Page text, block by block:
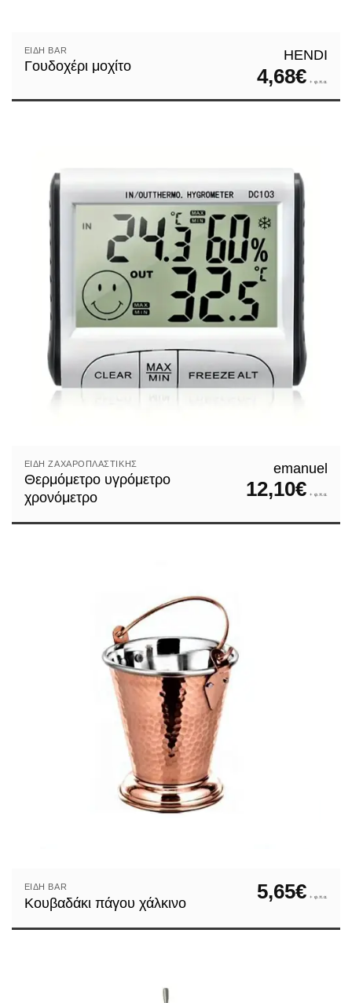
ΕΊΔΗ ΒAR
Γουδοχέρι μοχίτο
HENDI
4,68€ + φ.π.α.
ΕΊΔΗ ΖΑΧΑΡΟΠΛΑΣΤΙΚΉΣ
Θερμόμετρο υγρόμετρο
χρονόμετρο
emanuel
12,10€ + φ.π.α.
ΕΊΔΗ ΒAR
Κουβαδάκι πάγου χάλκινο 5,65€ + φ.π.α.